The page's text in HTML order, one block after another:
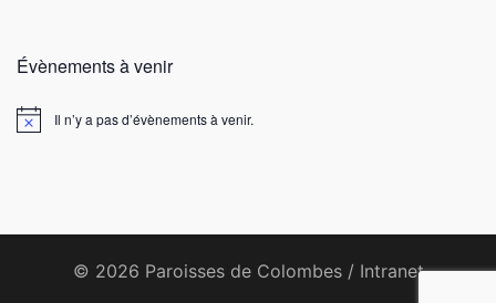
Évènements à venir
Notice Il n’y a pas d’évènements à venir.
© 2026 Paroisses de Colombes / Intranet